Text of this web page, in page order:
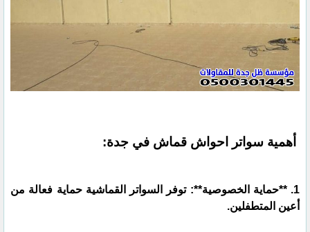
أهمية سواتر احواش قماش في جدة:
1. **حماية الخصوصية**: توفر السواتر القماشية حماية فعالة من
أعين المتطفلين.